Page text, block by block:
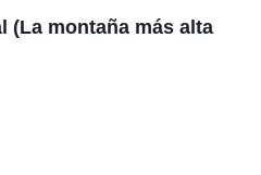
(La montaña más alta